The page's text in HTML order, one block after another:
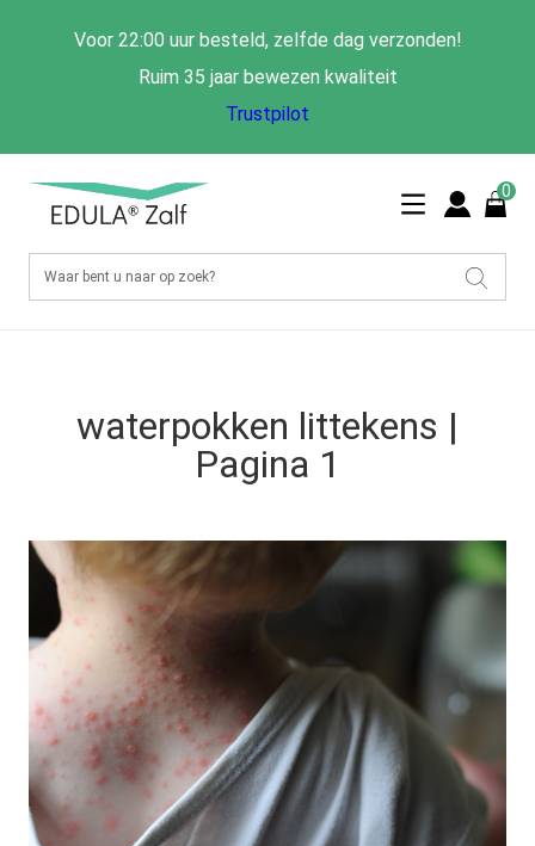
Voor 22:00 uur besteld, zelfde dag verzonden!
Ruim 35 jaar bewezen kwaliteit
Trustpilot
0
waterpokken littekens |
Pagina 1